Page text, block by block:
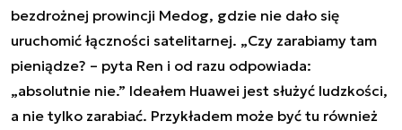
bezdrożnej prowincji Medog, gdzie nie dało się
uruchomić łączności satelitarnej. „Czy zarabiamy tam
pieniądze? – pyta Ren i od razu odpowiada:
„absolutnie nie.” Ideałem Huawei jest służyć ludzkości,
a nie tylko zarabiać. Przykładem może być tu również